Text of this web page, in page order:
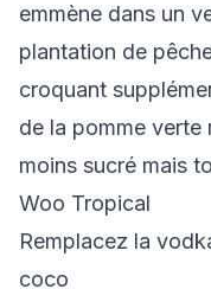
emmène dans un
plantation de
croquant
de la pomme verte
moins sucré mais
Woo Tropical
Remplacez la
coco